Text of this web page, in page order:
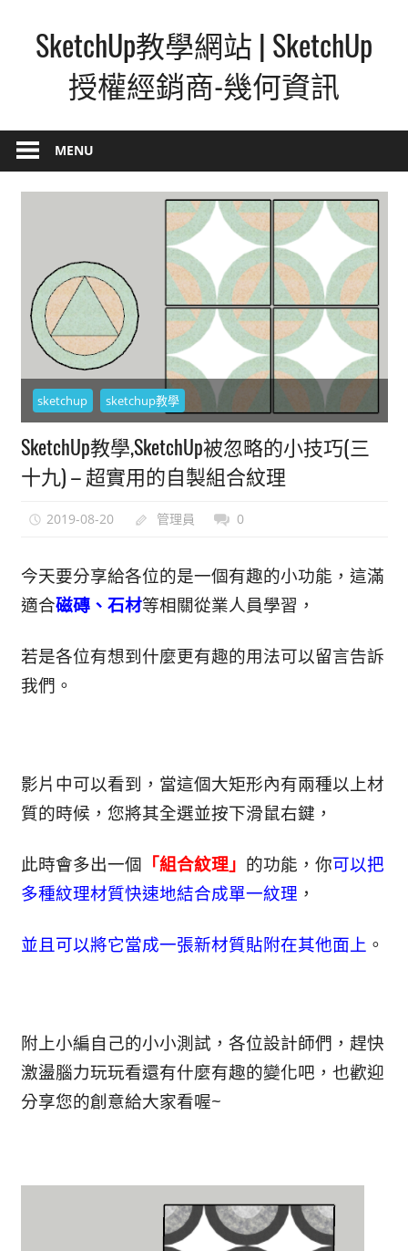
contentSketchUp教學網站 | SketchUp
授權經銷商-幾何資訊
–
最
直
計
方
式,
人
人
都
能
上
手
3D
體
MENU
sketchup sketchup教學
SketchUp教學,SketchUp被忽略的小技巧(三
十九) – 超實用的自製組合紋理
2019-08-20 管理員 0
今天要分享給各位的是一個有趣的小功能，這滿
適合磁磚、石材等相關從業人員學習，
若是各位有想到什麼更有趣的用法可以留言告訴
我們。
影片中可以看到，當這個大矩形內有兩種以上材
質的時候，您將其全選並按下滑鼠右鍵，
此時會多出一個 「組合紋理」 的功能，你可以把
多種紋理材質快速地結合成單一紋理 ，
並且可以將它當成一張新材質貼附在其他面上 。
附上小編自己的小小測試，各位設計師們，趕快
激盪腦力玩玩看還有什麼有趣的變化吧，也歡迎
分享您的創意給大家看喔~